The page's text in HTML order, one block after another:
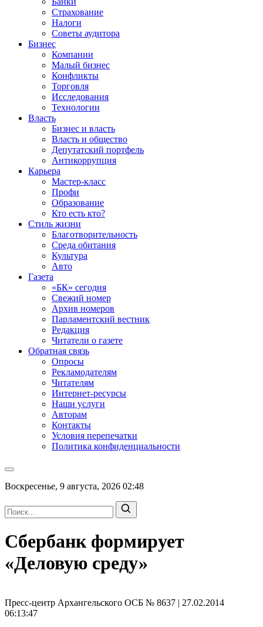
Страхование
Налоги
Советы аудитора
Бизнес
Компании
Малый бизнес
Конфликты
Торговля
Исследования
Технологии
Власть
Бизнес и власть
Власть и общество
Депутатский портфель
Антикоррупция
Карьера
Мастер-класс
Профи
Образование
Кто есть кто?
Стиль жизни
Благотворительность
Среда обитания
Культура
Авто
Газета
«БК» сегодня
Свежий номер
Архив номеров
Парламентский вестник
Редакция
Читатели о газете
Обратная связь
Опросы
Рекламодателям
Читателям
Интернет-ресурсы
Наши услуги
Авторам
Контакты
Условия перепечатки
Политика конфиденциальности
Воскресенье, 9 августа, 2026 02:48
Сбербанк формирует
«Деловую среду»
Пресс-центр Архангельского ОСБ № 8637 | 27.02.2014
06:13:47